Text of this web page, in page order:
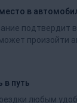
в
подтвердит
произойти
в путь
любым